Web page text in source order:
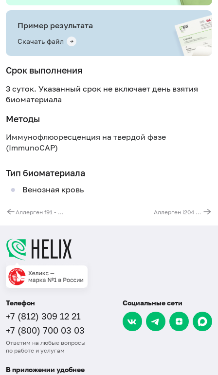
Пример результата
Скачать файл
Срок выполнения
3 суток. Указанный срок не включает день взятия
биоматериала
Методы
Иммунофлюоресценция на твердой фазе
(ImmunoCAP)
Тип биоматериала
Венозная кровь
Аллерген f91 - манго, IgE (ImmunoCAP) Аллерген i204 - слепень, IgE (ImmunoCAP)
Телефон
+7 (812) 309 12 21
+7 (800) 700 03 03
Ответим на любые вопросы
по работе и услугам
Социальные сети
В приложении удобнее